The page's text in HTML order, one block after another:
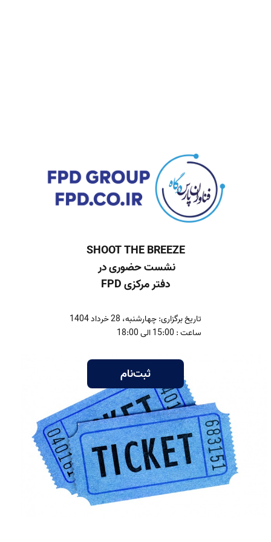
SHOOT THE BREEZE
نشست حضوری در
دفتر مرکزی FPD
تاریخ برگزاری: چهارشنبه، 28 خرداد 1404
ساعت : 15:00 الی 18:00
ثبت‌نام